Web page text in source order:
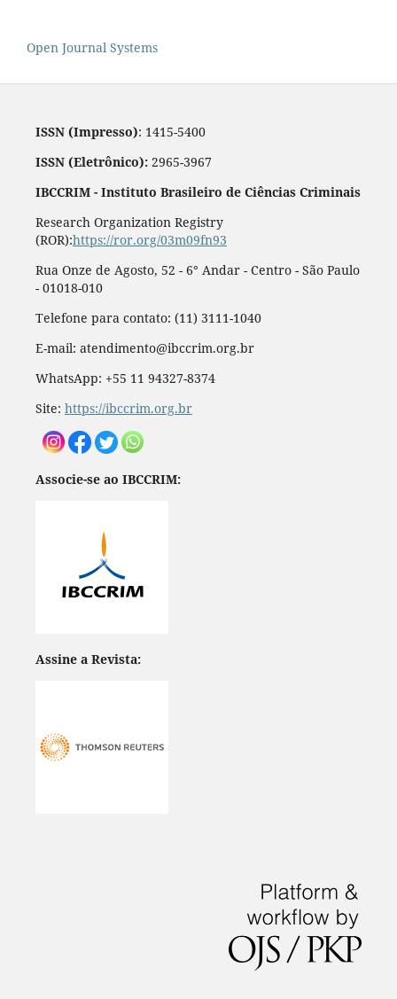
Open Journal Systems
ISSN (Impresso): 1415-5400
ISSN (Eletrônico): 2965-3967
IBCCRIM - Instituto Brasileiro de Ciências Criminais
Research Organization Registry
(ROR):https://ror.org/03m09fn93
Rua Onze de Agosto, 52 - 6° Andar - Centro - São Paulo
- 01018-010
Telefone para contato: (11) 3111-1040
E-mail: atendimento@ibccrim.org.br
WhatsApp: +55 11 94327-8374
Site: https://ibccrim.org.br
Associe-se ao IBCCRIM:
Assine a Revista: